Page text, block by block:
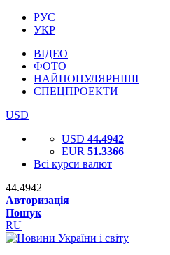
РУС
УКР
ВІДЕО
ФОТО
НАЙПОПУЛЯРНІШІ
СПЕЦПРОЕКТИ
USD
USD 44.4942
EUR 51.3366
Всі курси валют
44.4942
Авторизація
Пошук
RU